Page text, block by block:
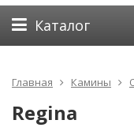
Каталог
Главная Камины
Regina